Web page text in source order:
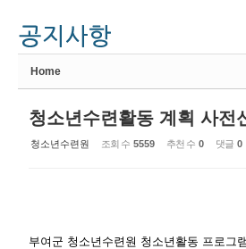
Home
청소년수련활동 계획 사전
청소년수련원 조회 수 5559 추천 수 0 댓글 0
부여군 청소년수련원 청소년활동 프로그